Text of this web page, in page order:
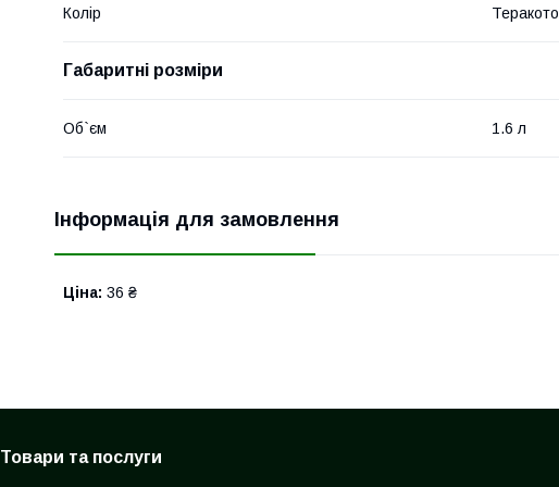
Колір
Габаритні розміри
Об`єм 1.6 л
Інформація для замовлення
Ціна: 36 ₴
Товари та послуги